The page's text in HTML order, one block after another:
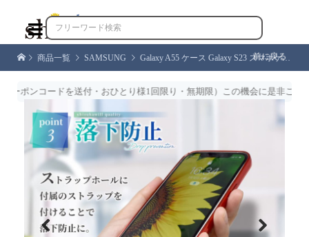

商品一覧 SAMSUNG Galaxy A55 ケース Galaxy S23 スマホケース Galaxy A54 A53 5G A23 A22 S21 S22 クリアケース ギャラクシー サイドメッキ シズカウィル
前に戻る
コードを送付・おひとり様1回限り・無期限）この機会に是非ご利用く